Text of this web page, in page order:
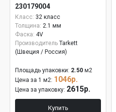
230179004
Класс: 32 класс
Толщина: 2.1 мм
Фаска: 4V
Производитель Tarkett
(Швеция / Россия)
Площадь упаковки: 2.50 м2
Цена за 1 м2: 1046р.
Цена за упаковку: 2615р.
Купить